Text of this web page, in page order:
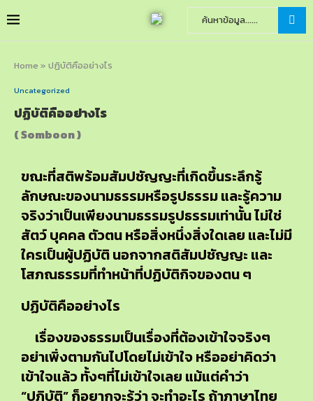
Home » ปฏิบัติคืออย่างไร
Uncategorized
ปฏิบัติคืออย่างไร
( Somboon )
ขณะที่สติพร้อมสัมปชัญญะที่เกิดขึ้นระลึกรู้
ลักษณะของนามธรรมหรือรูปธรรม และรู้ความ
จริงว่าเป็นเพียงนามธรรมรูปธรรมเท่านั้น ไม่ใช่
สัตว์ บุคคล ตัวตน หรือสิ่งหนึ่งสิ่งใดเลย และไม่มี
ใครเป็นผู้ปฏิบัติ นอกจากสติสัมปชัญญะ และ
โสภณธรรมที่ทำหน้าที่ปฏิบัติกิจของตน ๆ
ปฏิบัติคืออย่างไร
เรื่องของธรรมเป็นเรื่องที่ต้องเข้าใจจริงๆ
อย่าเพิ่งตามกันไปโดยไม่เข้าใจ หรืออย่าคิดว่า
เข้าใจแล้ว ทั้งๆที่ไม่เข้าใจเลย แม้แต่คำว่า
“ปฏิบัติ” ก็อยากจะรู้ว่า จะทำอะไร ถ้าภาษาไทย